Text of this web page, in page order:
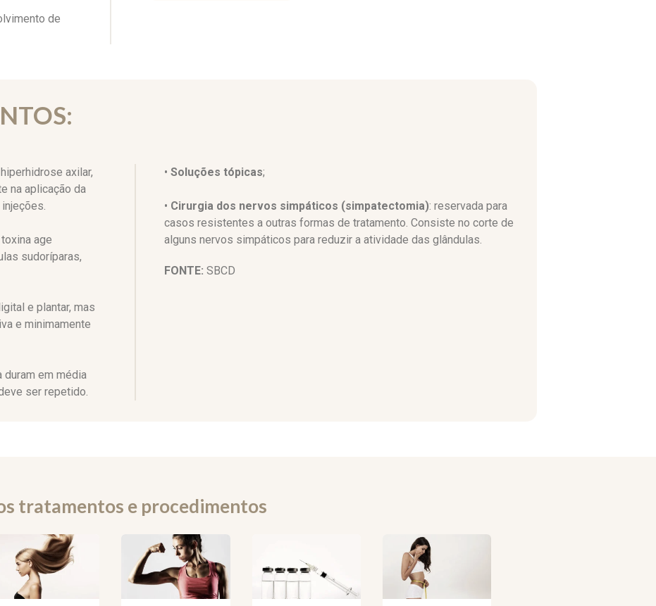
de
axilar,
na aplicação da
age
sudoríparas,
e plantar, mas
e minimamente
em média
ser repetido.
• Soluções tópicas;
• Cirurgia dos nervos simpáticos (simpatectomia): reservada para
casos resistentes a outras formas de tratamento. Consiste no corte de
alguns nervos simpáticos para reduzir a atividade das glândulas.
FONTE: SBCD
tratamentos e procedimentos